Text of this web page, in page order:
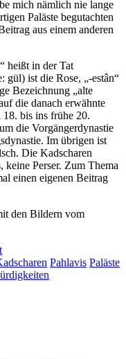
mich nämlich nie lange
Paläste begutachten
aus einem anderen
heißt in der Tat
gül) ist die Rose, „-estân“
Bezeichnung „alte
die danach erwähnte
18. bis ins frühe 20.
die Vorgängerdynastie
Im übrigen ist
Die Kadscharen
Perser. Zum Thema
einen eigenen Beitrag
den Bildern vom
Pahlavis Paläste